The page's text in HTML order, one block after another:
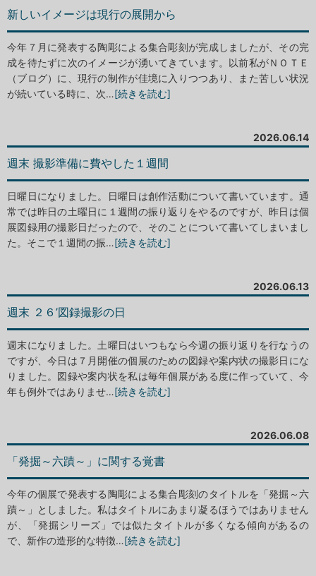
新しいイメージは現行の展開から
今年７月に発表する陶彫による集合彫刻が完成しましたが、その完
成を待たずに次のイメージが湧いてきています。以前私がＮＯＴＥ
（ブログ）に、現行の制作が佳境に入りつつあり、また苦しい状況
が続いている時に、次…[続きを読む]
2026.06.14
週末 撮影準備に費やした１週間
日曜日になりました。日曜日は創作活動について書いています。通
常では昨日の土曜日に１週間の振り返りをやるのですが、昨日は個
展図録用の撮影日だったので、そのことについて書いてしまいまし
た。そこで１週間の振…[続きを読む]
2026.06.13
週末 ２６’図録撮影の日
週末になりました。土曜日はいつもなら今週の振り返りを行なうの
ですが、今日は７月開催の個展のための図録や案内状の撮影日にな
りました。図録や案内状を私は毎年個展がある度に作っていて、今
年も例外ではありませ…[続きを読む]
2026.06.08
「発掘～六蹟～」に関する覚書
今年の個展で発表する陶彫による集合彫刻のタイトルを「発掘～六
蹟～」としました。私はタイトルにあまり凝るほうではありません
が、「発掘シリーズ」では似たタイトルが多くなる傾向があるの
で、新作の造形的な特徴…[続きを読む]